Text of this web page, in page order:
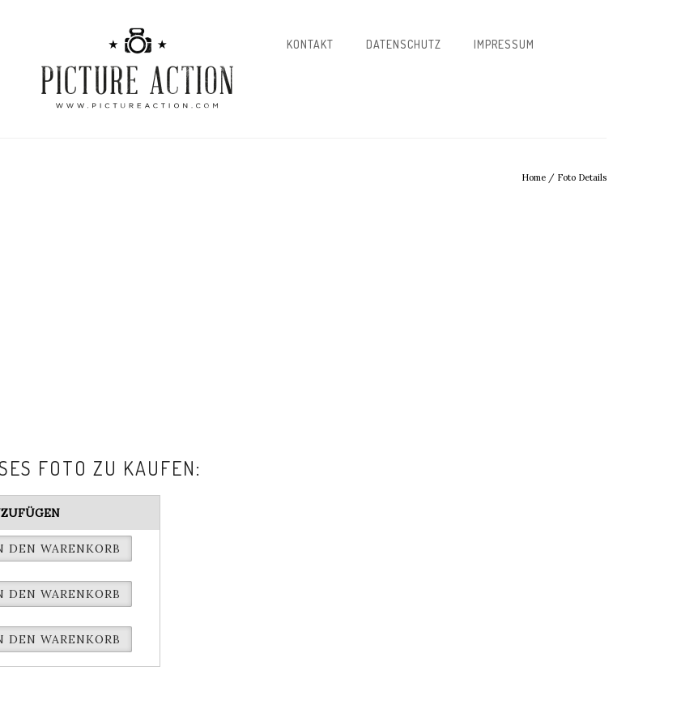
KONTAKT DATENSCHUTZ IMPRESSUM
Home / Foto Details
FOTO ZU KAUFEN:
DEN WARENKORB
DEN WARENKORB
DEN WARENKORB